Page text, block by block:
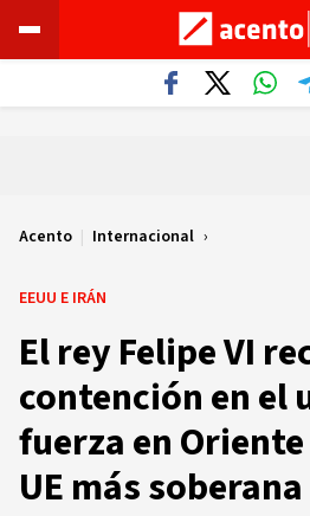
Acento | Internacional
EEUU E IRÁN
El rey Felipe VI
contención en el
fuerza en
UE más soberana